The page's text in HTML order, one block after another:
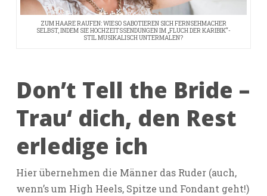
ZUM HAARE RAUFEN: WIESO SABOTIEREN SICH FERNSEHMACHER
SELBST, INDEM SIE HOCHZEITSSENDUNGEN IM „FLUCH DER KARIBIK“-
STIL MUSIKALISCH UNTERMALEN?
Don’t Tell the Bride –
Trau‘ dich, den Rest
erledige ich
Hier übernehmen die Männer das Ruder (auch,
wenn’s um High Heels, Spitze und Fondant geht!)